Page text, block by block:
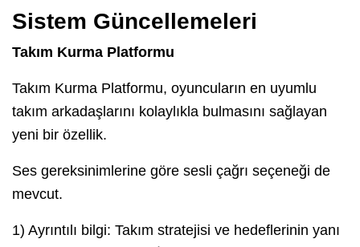
Sistem Güncellemeleri
Takım Kurma Platformu
Takım Kurma Platformu, oyuncuların en uyumlu
takım arkadaşlarını kolaylıkla bulmasını sağlayan
yeni bir özellik.
Ses gereksinimlerine göre sesli çağrı seçeneği de
mevcut.
1) Ayrıntılı bilgi: Takım stratejisi ve hedeflerinin yanı